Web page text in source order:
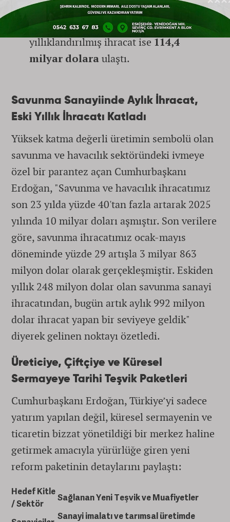
ihracatı, 2025'te112 milyar dolara
çıktı. 2026 yılı itibarıyla bu alandaki
yıllıklandırılmış ihracat ise114,4
milyar dolaraulaştı.
Savunma Sanayiinde Aylık İhracat,
Eski Yıllık İhracatı Katladı
Yüksek katma değerli üretimin sembolü olan
savunma ve havacılık sektöründeki ivmeye
özel bir parantez açan Cumhurbaşkanı
Erdoğan, "Savunma ve havacılık ihracatımız
son 23 yılda yüzde 40'tan fazla artarak 2025
yılında 10 milyar doları aşmıştır. Son verilere
göre, savunma ihracatımız ocak-mayıs
döneminde yüzde 29 artışla 3 milyar 863
milyon dolar olarak gerçekleşmiştir. Eskiden
yıllık 248 milyon dolar olan savunma sanayi
ihracatından, bugün artık aylık 992 milyon
dolar ihracat yapan bir seviyeye geldik"
diyerek gelinen noktayı özetledi.
Üreticiye, Çiftçiye ve Küresel
Sermayeye Tarihi Teşvik Paketleri
Cumhurbaşkanı Erdoğan, Türkiye’yi sadece
yatırım yapılan değil, küresel sermayenin ve
ticaretin bizzat yönetildiği bir merkez haline
getirmek amacıyla yürürlüğe giren yeni
reform paketinin detaylarını paylaştı:
Hedef Kitle
/ Sektör
Sağlanan Yeni Teşvik ve Muafiyetler
Sanayi imalatı ve tarımsal üretimde